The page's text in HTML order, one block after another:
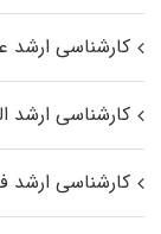
کارشناسی ارشد
کارشناسی
کارشناسی ارشد